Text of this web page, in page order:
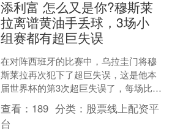
添利富 怎么又是你?穆斯莱
拉离谱黄油手丢球，3场小
组赛都有超巨失误
在对阵西班牙的比赛中，乌拉圭门将穆
斯莱拉再次犯下了超巨失误，这是他本
届世界杯的第3次超巨失误了，每场比赛
都有一次失误。 在首轮对阵沙特的比赛
中，穆斯莱拉扑救脱手....
查看： 189 分类： 股票线上配资平
台